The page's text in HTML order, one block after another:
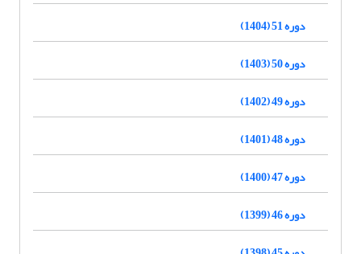
دوره 51 (1404)
دوره 50 (1403)
دوره 49 (1402)
دوره 48 (1401)
دوره 47 (1400)
دوره 46 (1399)